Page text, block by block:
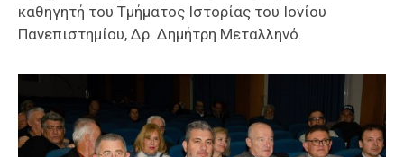
καθηγητή του Τμήματος Ιστορίας του Ιονίου
Πανεπιστημίου, Δρ. Δημήτρη Μεταλληνό.